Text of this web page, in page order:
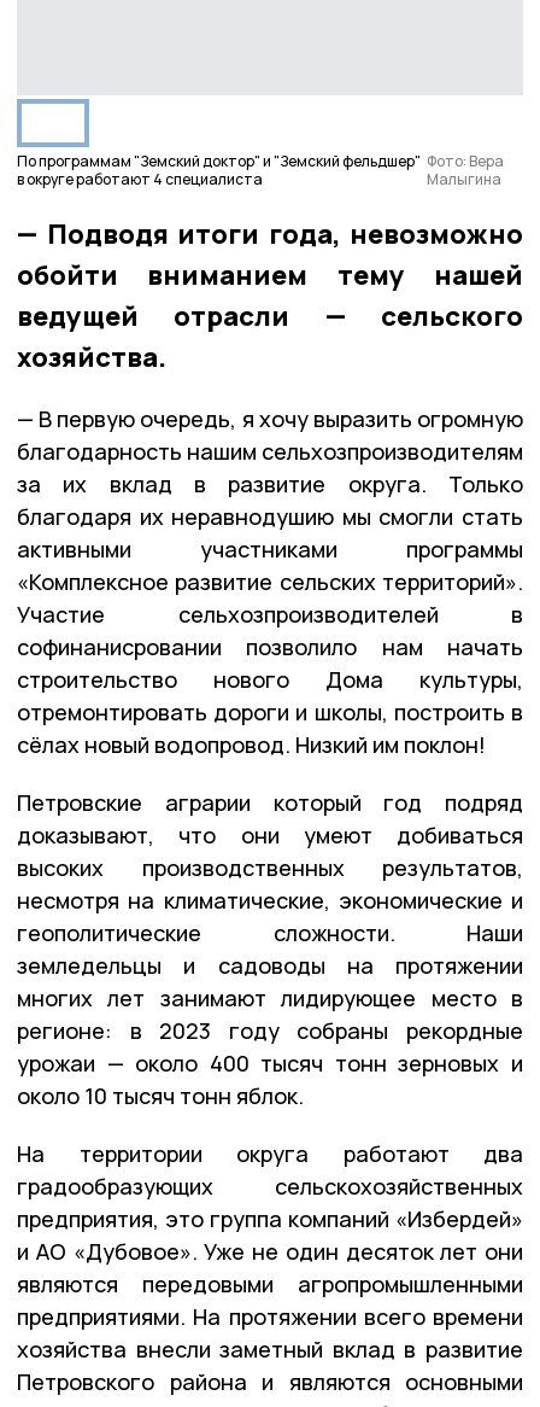
По программам "Земский доктор" и "Земский фельдшер"
в округе работают 4 специалиста
Фото: Вера
Малыгина
— Подводя итоги года, невозможно
обойти вниманием тему нашей
ведущей отрасли — сельского
хозяйства.
— В первую очередь, я хочу выразить огромную
благодарность нашим сельхозпроизводителям
за их вклад в развитие округа. Только
благодаря их неравнодушию мы смогли стать
активными участниками программы
«Комплексное развитие сельских территорий».
Участие сельхозпроизводителей в
софинанисровании позволило нам начать
строительство нового Дома культуры,
отремонтировать дороги и школы, построить в
сёлах новый водопровод. Низкий им поклон!
Петровские аграрии который год подряд
доказывают, что они умеют добиваться
высоких производственных результатов,
несмотря на климатические, экономические и
геополитические сложности. Наши
земледельцы и садоводы на протяжении
многих лет занимают лидирующее место в
регионе: в 2023 году собраны рекордные
урожаи — около 400 тысяч тонн зерновых и
около 10 тысяч тонн яблок.
На территории округа работают два
градообразующих сельскохозяйственных
предприятия, это группа компаний «Избердей»
и АО «Дубовое». Уже не один десяток лет они
являются передовыми агропромышленными
предприятиями. На протяжении всего времени
хозяйства внесли заметный вклад в развитие
Петровского района и являются основными